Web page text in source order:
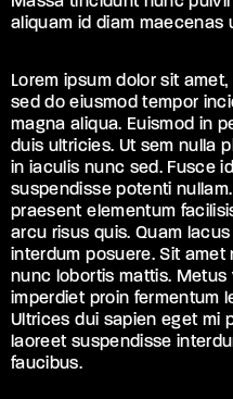
aliquam id diam maecenas
Lorem ipsum dolor sit
sed do eiusmod tempor
magna aliqua. Euismod in
duis ultricies. Ut sem nulla
in iaculis nunc sed. Fusce
suspendisse potenti
praesent elementum
arcu risus quis. Quam
interdum posuere. Sit
nunc lobortis mattis.
imperdiet proin fermentum
Ultrices dui sapien eget mi
laoreet suspendisse
faucibus.